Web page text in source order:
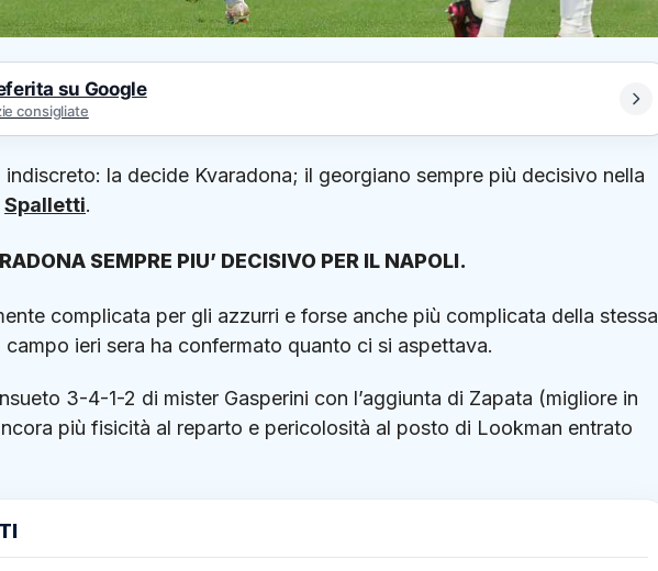
su Google
consigliate
la decide Kvaradona; il georgiano sempre più decisivo nella
Spalletti.
SEMPRE PIU’ DECISIVO PER IL NAPOLI.
complicata per gli azzurri e forse anche più complicata della stessa
campo ieri sera ha confermato quanto ci si aspettava.
3-4-1-2 di mister Gasperini con l’aggiunta di Zapata (migliore in
più fisicità al reparto e pericolosità al posto di Lookman entrato